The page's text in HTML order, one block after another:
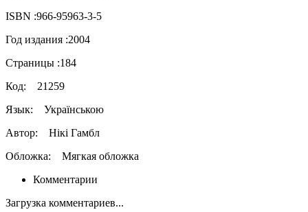
ISBN :966-95963-3-5
Год издания :2004
Страницы :184
Код: 21259
Язык: Українською
Автор:
Нікі Гамбл
Обложка: Мягкая обложка
Комментарии
Загрузка комментариев...